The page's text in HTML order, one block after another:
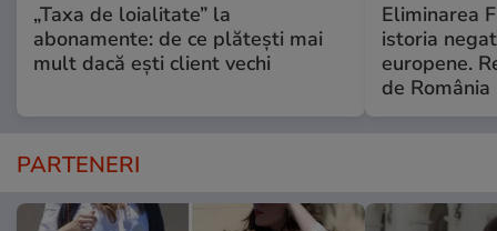
„Taxa de loialitate” la
abonamente: de ce plătești mai
mult dacă ești client vechi
Eliminarea
istoria
europene.
de România
PARTENERI